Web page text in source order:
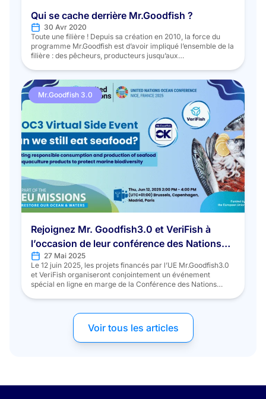
Qui se cache derrière Mr.Goodfish ?
30 Avr 2020
Toute une filière ! Depuis sa création en 2010, la force du
programme Mr.Goodfish est d’avoir impliqué l’ensemble de la
filière : des pêcheurs, producteurs jusqu’aux
voulait remercier toutes ces personnes et ces structures qui
conjointement, ont permis au […]
Mr.Goodfish 3.0
Rejoignez Mr. Goodfish3.0 et VeriFish à
l’occasion de leur conférence des Nations
unies sur les océans (UNOC3)
27 Mai 2025
Le 12 juin 2025, les projets financés par l’UE Mr.Goodfish3.0
et VeriFish organiseront conjointement un événement
spécial en ligne en marge de la Conférence des Nations
of Seafood, Freshwater and Aquaculture Products to Protect
Marine Biodiversity.», cette discussion virtuelle […]
Voir tous les articles